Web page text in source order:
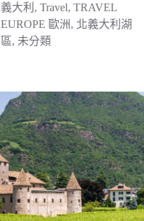
義大利 , Travel, TRAVEL
EUROPE 歐洲, 北義大利湖
區, 未分類